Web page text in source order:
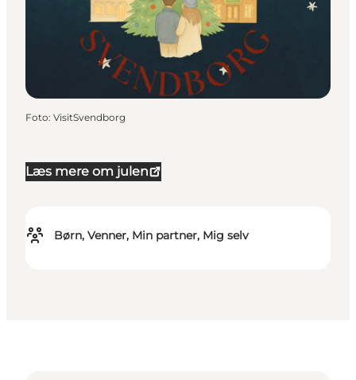
Læs mere om julen
Børn, Venner, Min partner, Mig selv
Foto: VisitSvendborg